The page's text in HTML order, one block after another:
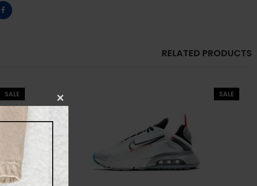
RELATED PRODUCTS
SALE
SALE
CLOSE
MODULE